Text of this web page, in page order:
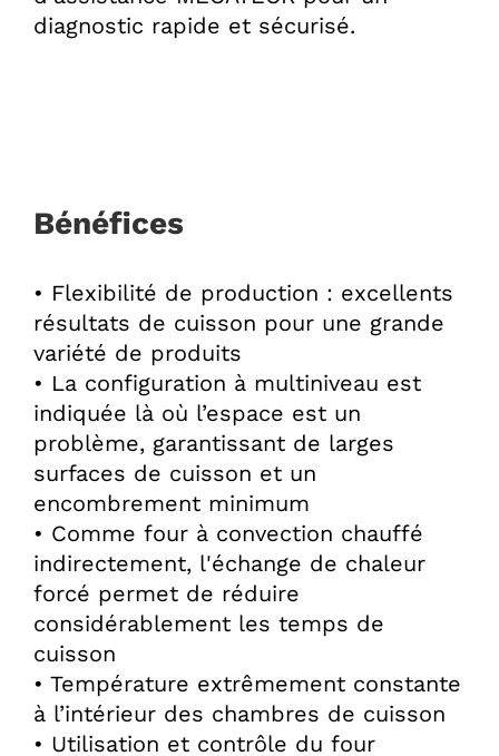
diagnostic rapide et sécurisé.
Bénéfices
• Flexibilité de production : excellents
résultats de cuisson pour une grande
variété de produits
• La configuration à multiniveau est
indiquée là où l’espace est un
problème, garantissant de larges
surfaces de cuisson et un
encombrement minimum
• Comme four à convection chauffé
indirectement, l'échange de chaleur
forcé permet de réduire
considérablement les temps de
cuisson
• Température extrêmement constante
à l’intérieur des chambres de cuisson
• Utilisation et contrôle du four